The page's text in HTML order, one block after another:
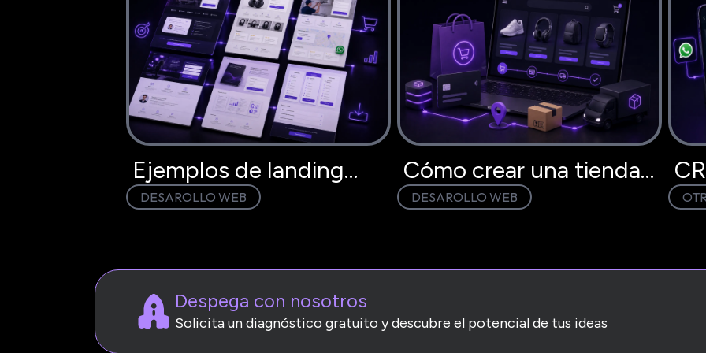
Ejemplos de landing
page que convierten: 6
DESAROLLO WEB
Cómo crear una tienda
virtual en Perú paso a
DESAROLLO WEB
Despega con nosotros
Solicita un diagnóstico gratuito y descubre el potencial de tus ideas